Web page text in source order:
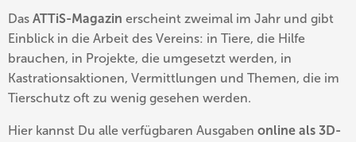
Das ATTiS-Magazin erscheint zweimal im Jahr und gibt
Einblick in die Arbeit des Vereins: in Tiere, die Hilfe
brauchen, in Projekte, die umgesetzt werden, in
Kastrationsaktionen, Vermittlungen und Themen, die im
Tierschutz oft zu wenig gesehen werden.
Hier kannst Du alle verfügbaren Ausgaben online als 3D-